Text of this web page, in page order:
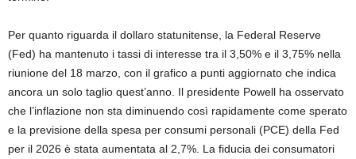
Per quanto riguarda il dollaro statunitense, la Federal Reserve
(Fed) ha mantenuto i tassi di interesse tra il 3,50% e il 3,75% nella
riunione del 18 marzo, con il grafico a punti aggiornato che indica
ancora un solo taglio quest’anno. Il presidente Powell ha osservato
che l’inflazione non sta diminuendo così rapidamente come sperato
e la previsione della spesa per consumi personali (PCE) della Fed
per il 2026 è stata aumentata al 2,7%. La fiducia dei consumatori